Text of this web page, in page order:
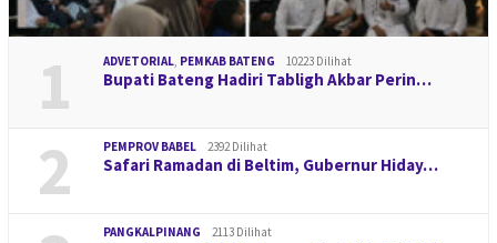
1 ADVETORIAL, PEMKAB BATENG 10223 Dilihat
Bupati Bateng Hadiri Tabligh Akbar Perin…
2 PEMPROV BABEL 2392 Dilihat
Safari Ramadan di Beltim, Gubernur Hiday…
PANGKALPINANG 2113 Dilihat